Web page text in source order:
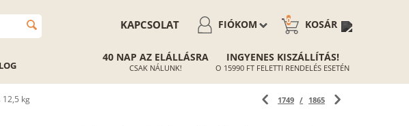
KOSÁR
0
FIÓKOM
KAPCSOLAT
40 NAP AZ ELÁLLÁSRA
CSAK NÁLUNK!
INGYENES KISZÁLLÍTÁS!
O 15990 FT FELETTI RENDELÉS ESETÉN
12,5 kg 1749 / 1865